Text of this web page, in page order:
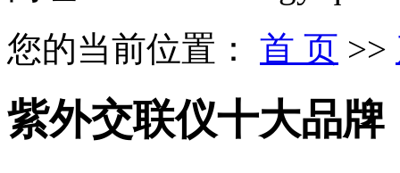
您的当前位置： 首 页 >>
紫外交联仪十大品牌